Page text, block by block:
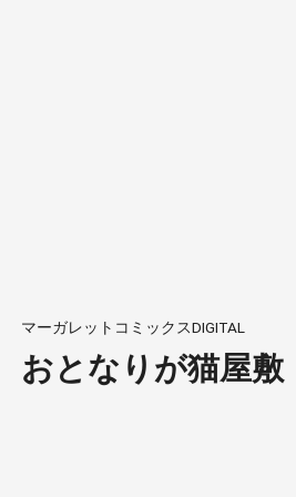
マーガレットコミックスDIGITAL
おとなりが猫屋敷